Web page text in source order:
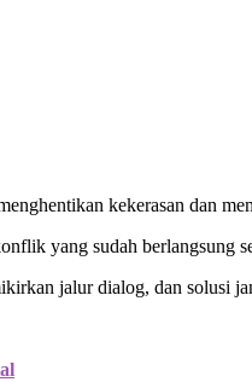
kekerasan dan
yang sudah berlangsung
jalur dialog, dan solusi